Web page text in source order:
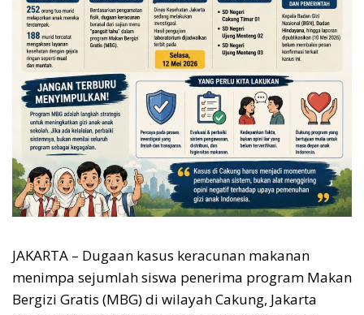
JAKARTA – Dugaan kasus keracunan makanan
menimpa sejumlah siswa penerima program Makan
Bergizi Gratis (MBG) di wilayah Cakung, Jakarta